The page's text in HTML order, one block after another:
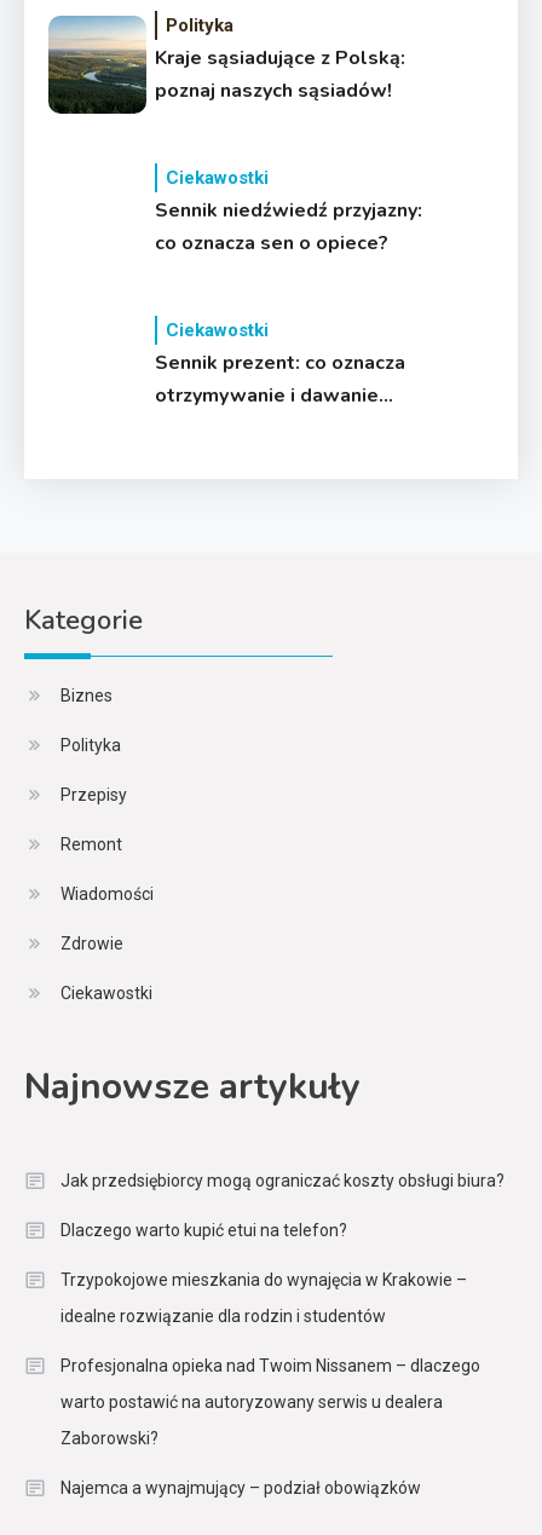
Polityka
Kraje sąsiadujące z Polską:
poznaj naszych sąsiadów!
Ciekawostki
Sennik niedźwiedź przyjazny:
co oznacza sen o opiece?
Ciekawostki
Sennik prezent: co oznacza
otrzymywanie i dawanie
Kategorie
Biznes
Polityka
Przepisy
Remont
Wiadomości
Zdrowie
Ciekawostki
Najnowsze artykuły
Jak przedsiębiorcy mogą ograniczać koszty obsługi biura?
Dlaczego warto kupić etui na telefon?
Trzypokojowe mieszkania do wynajęcia w Krakowie –
idealne rozwiązanie dla rodzin i studentów
Profesjonalna opieka nad Twoim Nissanem – dlaczego
warto postawić na autoryzowany serwis u dealera
Zaborowski?
Najemca a wynajmujący – podział obowiązków